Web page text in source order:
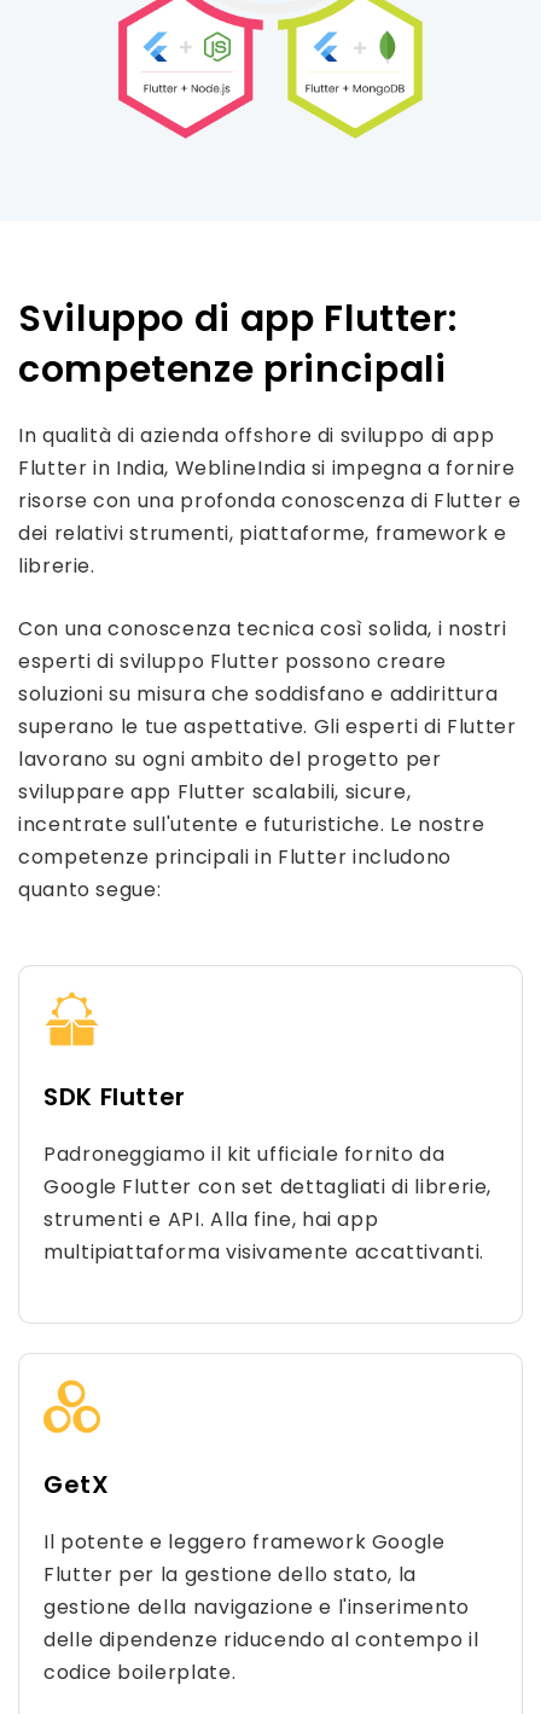
Sviluppo di app Flutter:
competenze principali
In qualità di azienda offshore di sviluppo di app
Flutter in India, WeblineIndia si impegna a fornire
risorse con una profonda conoscenza di Flutter e
dei relativi strumenti, piattaforme, framework e
librerie.
Con una conoscenza tecnica così solida, i nostri
esperti di sviluppo Flutter possono creare
soluzioni su misura che soddisfano e addirittura
superano le tue aspettative. Gli esperti di Flutter
lavorano su ogni ambito del progetto per
sviluppare app Flutter scalabili, sicure,
incentrate sull'utente e futuristiche. Le nostre
competenze principali in Flutter includono
quanto segue:
SDK Flutter
Padroneggiamo il kit ufficiale fornito da
Google Flutter con set dettagliati di librerie,
strumenti e API. Alla fine, hai app
multipiattaforma visivamente accattivanti.
GetX
Il potente e leggero framework Google
Flutter per la gestione dello stato, la
gestione della navigazione e l'inserimento
delle dipendenze riducendo al contempo il
codice boilerplate.